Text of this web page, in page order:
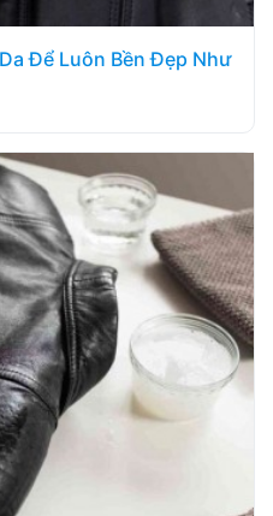
Để Luôn Bền Đẹp Như